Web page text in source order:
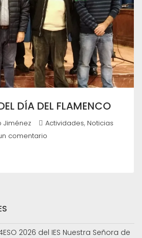
DÍA DEL FLAMENCO
Jiménez Actividades, Noticias
comentario
2026 del IES Nuestra Señora de